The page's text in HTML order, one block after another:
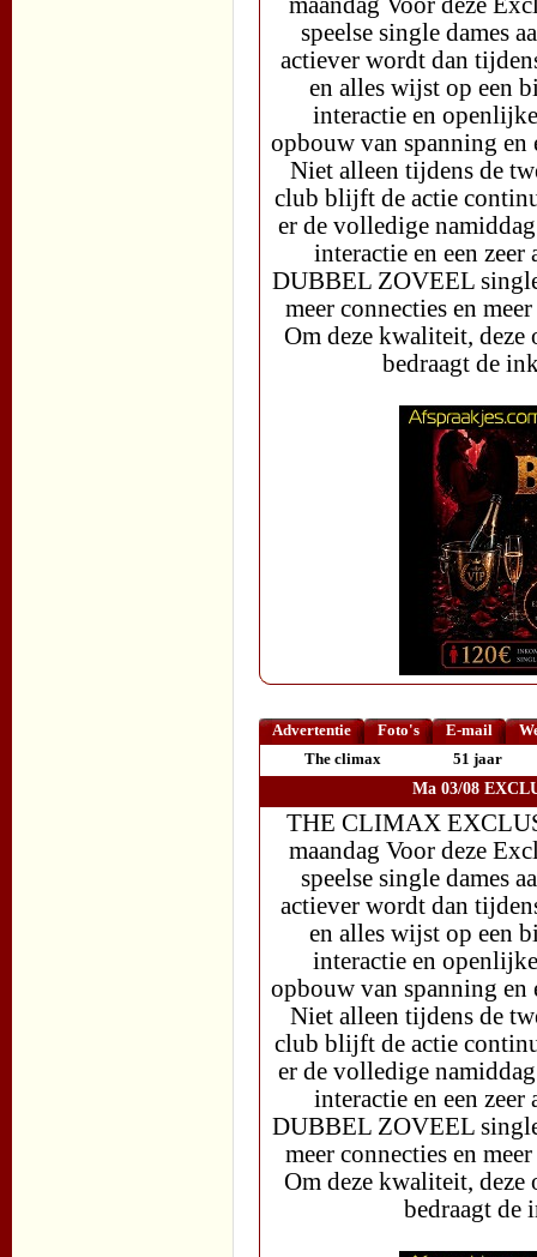
speelse single dames
actiever wordt dan
en alles wijst op een
interactie en
opbouw van spanning en
Niet alleen tijdens de
club blijft de actie
er de volledige
interactie en een
DUBBEL ZOVEEL
meer connecties en
Om deze kwaliteit, deze
bedraagt de
Advertentie Foto's E-mail
The climax
51 jaar
Ma 03/08
THE CLIMAX
maandag Voor deze
speelse single dames
actiever wordt dan
en alles wijst op een
interactie en
opbouw van spanning en
Niet alleen tijdens de
club blijft de actie
er de volledige
interactie en een
DUBBEL ZOVEEL
meer connecties en
Om deze kwaliteit, deze
bedraagt